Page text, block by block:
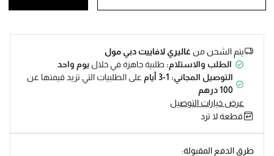
يتم الشحن منغاليري لافاييت دبي مول
الطلب والاستلام: طلبية جاهزة في خلال يوم واحد
التوصيل المجاني: 1-3 أيام
على الطلبيات التي تزيد قيمتها عن
100 درهم
عرض خيارات التوصيل
قطعة لا ترد
طرق الدفع المقبولة: